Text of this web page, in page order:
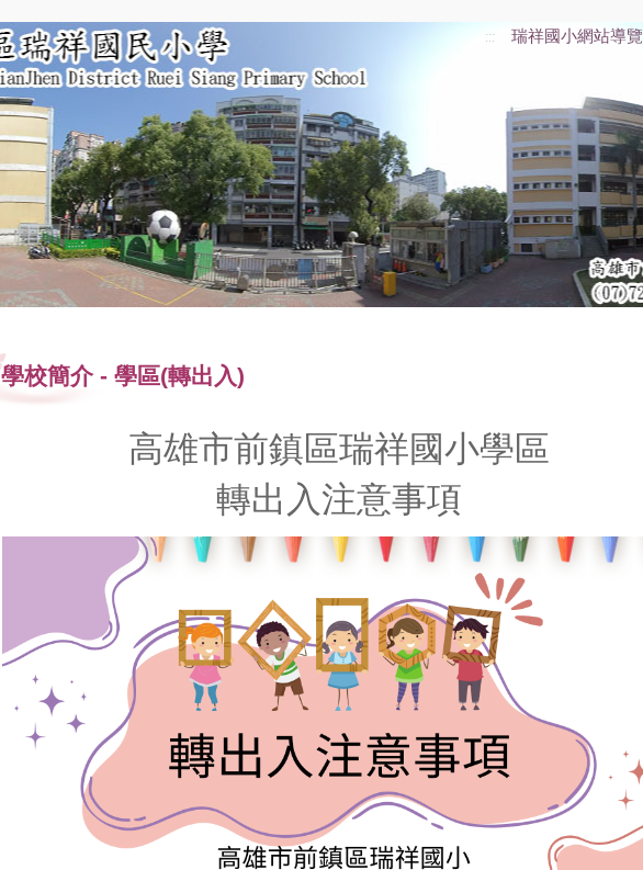
::: 瑞祥國小網站導覽
學校簡介 - 學區(轉出入)
高雄市前鎮區瑞祥國小學區
轉出入注意事項